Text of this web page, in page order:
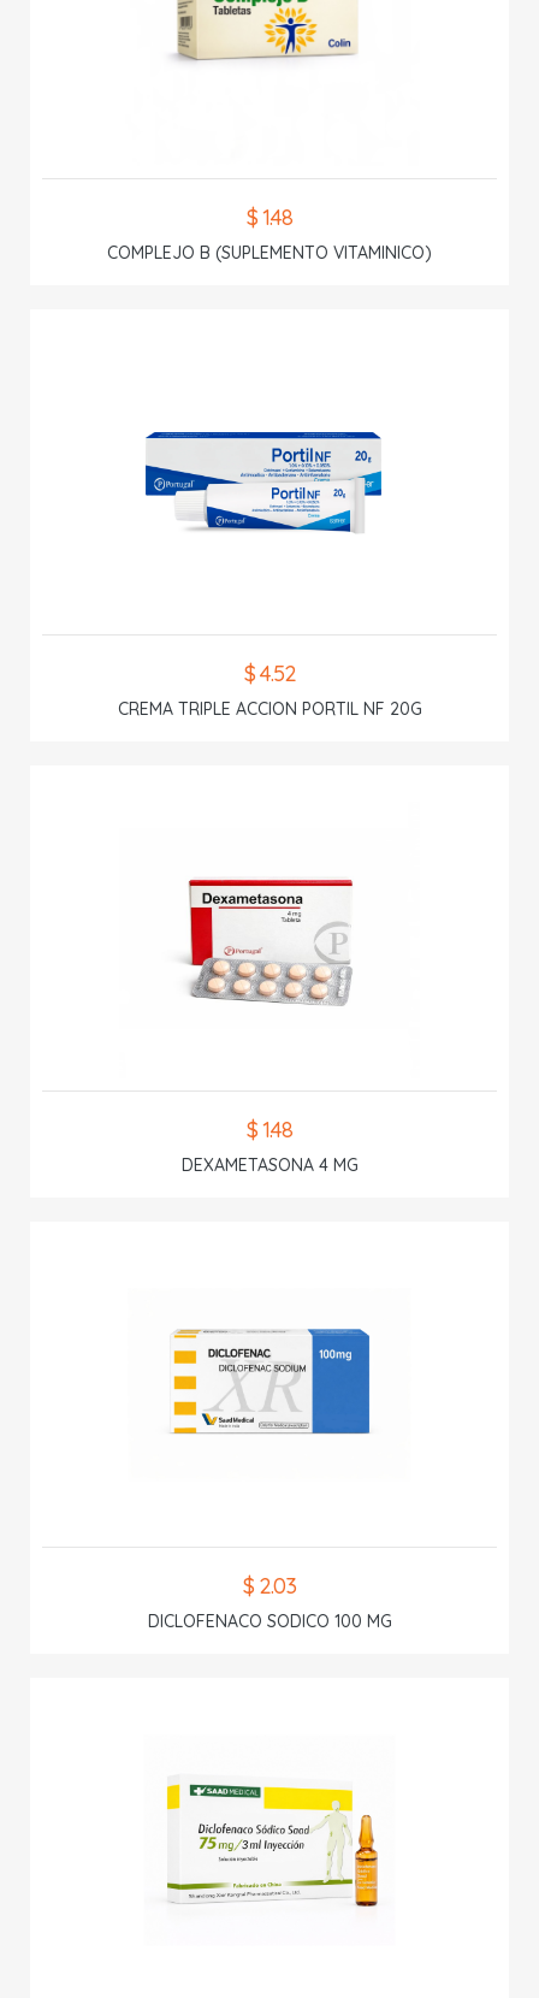
$ 1.48
COMPLEJO B (SUPLEMENTO VITAMINICO)
$ 4.52
CREMA TRIPLE ACCION PORTIL NF 20G
$ 1.48
DEXAMETASONA 4 MG
$ 2.03
DICLOFENACO SODICO 100 MG